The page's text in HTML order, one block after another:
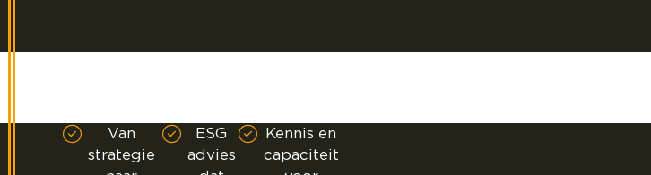
Van
strategie
ESG
advies
Kennis en
capaciteit